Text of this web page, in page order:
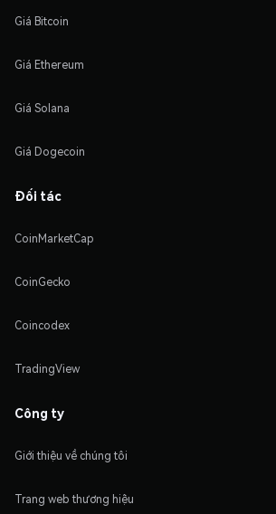
Giá Bitcoin
Giá Ethereum
Giá Solana
Giá Dogecoin
Đối tác
CoinMarketCap
CoinGecko
Coincodex
TradingView
Công ty
Giới thiệu về chúng tôi
Trang web thương hiệu